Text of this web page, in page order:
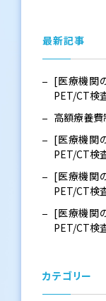
最新記事
[医療機関
PET/CT検
高額療養費
[医療機関
PET/CT検
[医療機関
PET/CT検
[医療機関
PET/CT検
カテゴリー